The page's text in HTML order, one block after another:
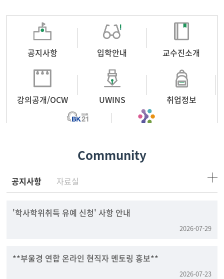
공지사항 입학안내 교수진소개
강의공개/OCW UWINS 취업정보
Community
공지사항 자료실
'학사학위취득 유예 신청' 사항 안내
2026-07-29
**부울경 연합 온라인 현직자 멘토링 홍보**
2026-07-23